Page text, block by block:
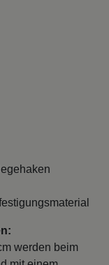
werden beim